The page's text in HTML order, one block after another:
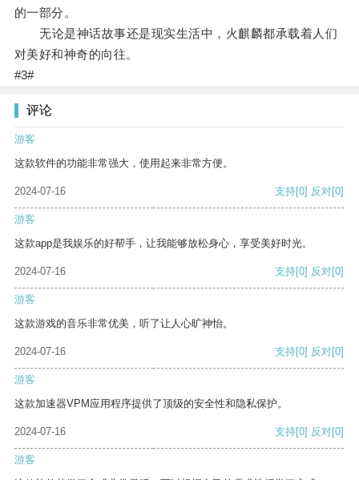
的一部分。
无论是神话故事还是现实生活中，火麒麟都承载着人们
对美好和神奇的向往。
#3#
评论
游客
这款软件的功能非常强大，使用起来非常方便。
2024-07-16 支持[0] 反对[0]
游客
这款app是我娱乐的好帮手，让我能够放松身心，享受美好时光。
2024-07-16 支持[0] 反对[0]
游客
这款游戏的音乐非常优美，听了让人心旷神怡。
2024-07-16 支持[0] 反对[0]
游客
这款加速器VPM应用程序提供了顶级的安全性和隐私保护。
2024-07-16 支持[0] 反对[0]
游客